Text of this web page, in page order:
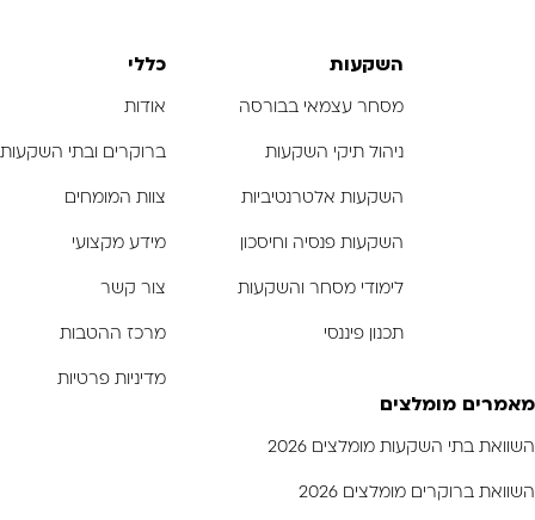
השקעות
מסחר עצמאי בבורסה
ניהול תיקי השקעות
השקעות אלטרנטיביות
השקעות פנסיה וחיסכון
לימודי מסחר והשקעות
תכנון פיננסי
כללי
אודות
ברוקרים ובתי השקעות
צוות המומחים
מידע מקצועי
צור קשר
מרכז ההטבות
מדיניות פרטיות
מאמרים מומלצים
השוואת בתי השקעות מומלצים 2026
השוואת ברוקרים מומלצים 2026